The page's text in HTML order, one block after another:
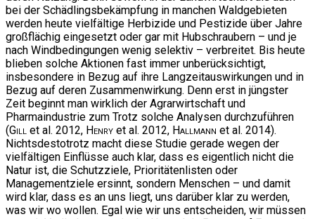
bei der Schädlingsbekämpfung in manchen Waldgebieten
werden heute vielfältige Herbizide und Pestizide über Jahre
großflächig eingesetzt oder gar mit Hubschraubern – und je
nach Windbedingungen wenig selektiv – verbreitet. Bis heute
blieben solche Aktionen fast immer unberücksichtigt,
insbesondere in Bezug auf ihre Langzeitauswirkungen und in
Bezug auf deren Zusammenwirkung. Denn erst in jüngster
Zeit beginnt man wirklich der Agrarwirtschaft und
Pharmaindustrie zum Trotz solche Analysen durchzuführen
(Gill et al. 2012, Henry et al. 2012, Hallmann et al. 2014).
Nichtsdestotrotz macht diese Studie gerade wegen der
vielfältigen Einflüsse auch klar, dass es eigentlich nicht die
Natur ist, die Schutzziele, Prioritätenlisten oder
Managementziele ersinnt, sondern Menschen – und damit
wird klar, dass es an uns liegt, uns darüber klar zu werden,
was wir wo wollen. Egal wie wir uns entscheiden, wir müssen